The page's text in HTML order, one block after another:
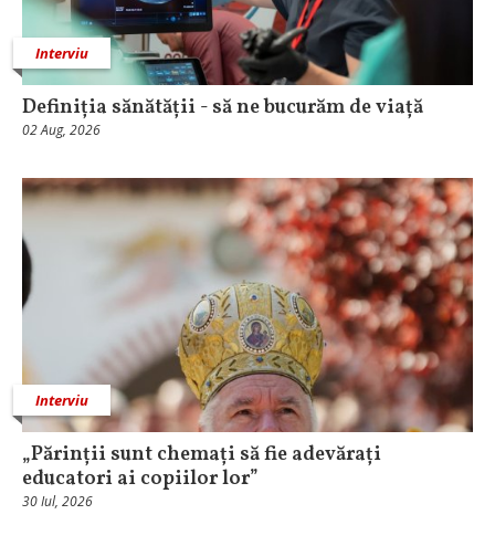
Interviu
Definiția sănătății - să ne bucurăm de viață
02 Aug, 2026
Interviu
„Părinții sunt chemați să fie adevărați
educatori ai copiilor lor”
30 Iul, 2026